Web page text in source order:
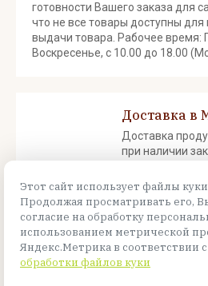
готовности Вашего заказа для
что не все товары доступны
выдачи товара. Рабочее время:
Воскресенье, с 10.00 до 18.00
Доставка в
Доставка
при наличии
подъезда! Срок
рабочих дней.
Назад
Этот сайт использует файлы
Продолжая просматривать его,
согласие на обработку
использованием метрической
Яндекс.Метрика в соответствии с
обработки файлов куки